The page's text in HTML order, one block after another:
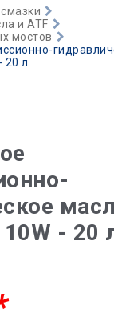
и ATF
мостов
20 л
10W - 20